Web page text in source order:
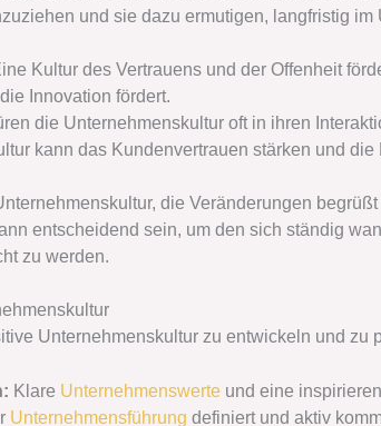
und sie dazu ermutigen, langfristig im
Kultur des Vertrauens und der Offenheit
Innovation fördert.
die Unternehmenskultur oft in ihren
kann das Kundenvertrauen stärken und
die Veränderungen begrüßt
entscheidend sein, um den sich ständig
zu werden.
Unternehmenskultur zu entwickeln und zu
Klare Unternehmenswerte und eine
Unternehmensführung definiert und aktiv